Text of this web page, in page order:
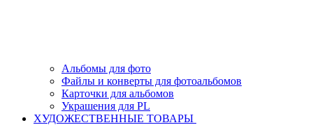
Альбомы для фото
Файлы и конверты для фотоальбомов
Карточки для альбомов
Украшения для PL
ХУДОЖЕСТВЕННЫЕ ТОВАРЫ